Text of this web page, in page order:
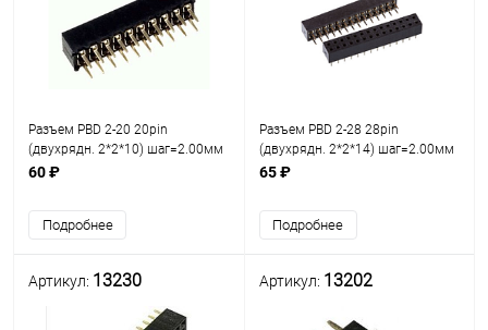
Разъем PBD 2-20 20pin
(двухрядн. 2*2*10) шаг=2.00мм
гнездо на плату/ответная часть
штыревой Двухрядный на
плату 20pin
60 ₽
Подробнее
Разъем PBD 2-28 28pin
(двухрядн. 2*2*14) шаг=2.00мм
гнездо на плату/ответная часть
штыревой Двухрядный на
плату 28pin
65 ₽
Подробнее
Артикул: 13230 Артикул: 13202